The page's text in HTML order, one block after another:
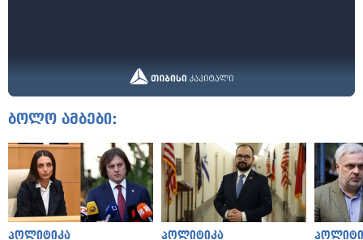
ბოლო ამბები:
პოლიტიკა პოლიტიკა